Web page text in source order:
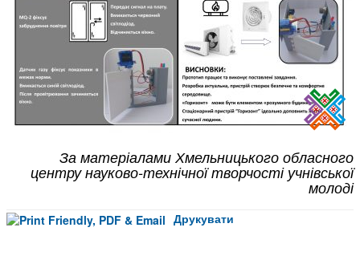
За матеріалами Хмельницького обласного
центру науково-технічної творчості учнівської
молоді
Друкувати